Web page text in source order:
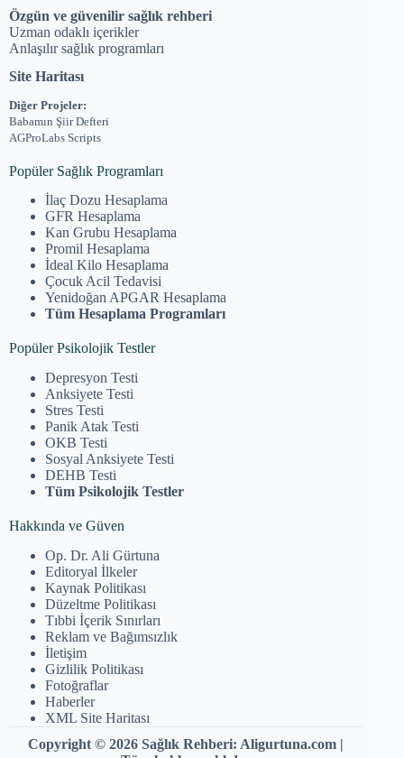
Özgün ve güvenilir sağlık rehberi
Uzman odaklı içerikler
Anlaşılır sağlık programları
Site Haritası
Diğer Projeler:
Babamın Şiir Defteri
AGProLabs Scripts
Popüler Sağlık Programları
İlaç Dozu Hesaplama
GFR Hesaplama
Kan Grubu Hesaplama
Promil Hesaplama
İdeal Kilo Hesaplama
Çocuk Acil Tedavisi
Yenidoğan APGAR Hesaplama
Tüm Hesaplama Programları
Popüler Psikolojik Testler
Depresyon Testi
Anksiyete Testi
Stres Testi
Panik Atak Testi
OKB Testi
Sosyal Anksiyete Testi
DEHB Testi
Tüm Psikolojik Testler
Hakkında ve Güven
Op. Dr. Ali Gürtuna
Editoryal İlkeler
Kaynak Politikası
Düzeltme Politikası
Tıbbi İçerik Sınırları
Reklam ve Bağımsızlık
İletişim
Gizlilik Politikası
Fotoğraflar
Haberler
XML Site Haritası
Copyright © 2026 Sağlık Rehberi: Aligurtuna.com |